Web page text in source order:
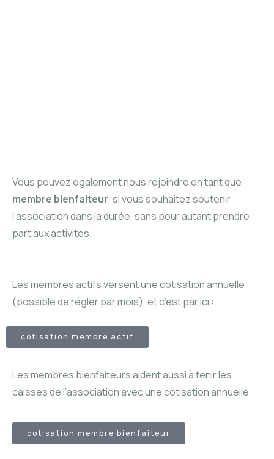
Vous pouvez également nous rejoindre en tant que
membre bienfaiteur, si vous souhaitez soutenir
l’association dans la durée, sans pour autant prendre
part aux activités.
Les membres actifs versent une cotisation annuelle
(possible de régler par mois), et c’est par ici :
cotisation membre actif
Les membres bienfaiteurs aident aussi à tenir les
caisses de l’association avec une cotisation annuelle:
cotisation membre bienfaiteur